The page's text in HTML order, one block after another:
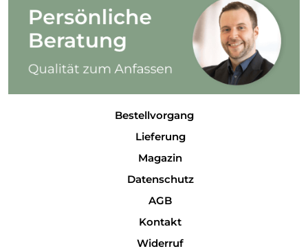
Bestellvorgang
Lieferung
Magazin
Datenschutz
AGB
Kontakt
Widerruf